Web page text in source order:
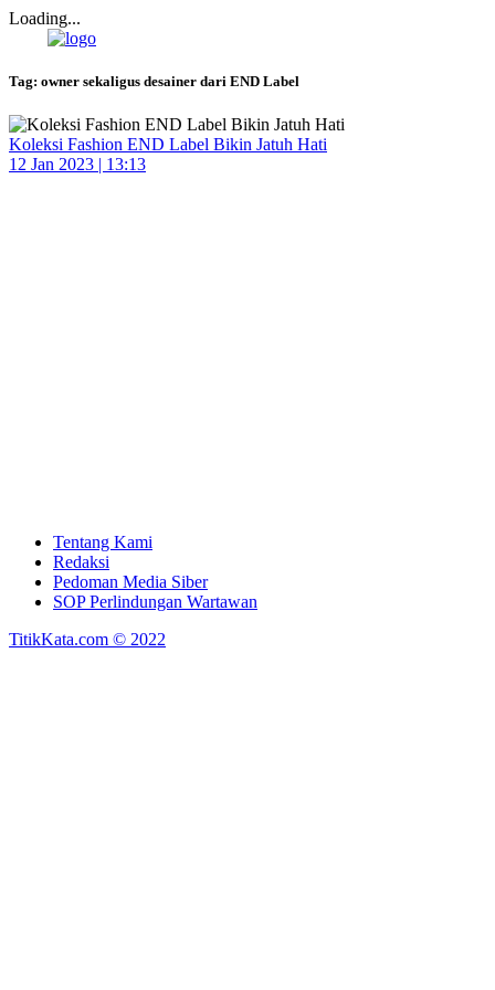
Loading...
Tag: owner sekaligus desainer dari END Label
Koleksi Fashion END Label Bikin Jatuh Hati
12 Jan 2023 | 13:13
Tentang Kami
Redaksi
Pedoman Media Siber
SOP Perlindungan Wartawan
TitikKata.com © 2022